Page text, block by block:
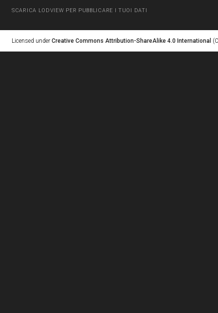
SCARICA LODVIEW PER PUBBLICARE I TUOI DATI
Licensed under Creative Commons Attribution-ShareAlike 4.0 International